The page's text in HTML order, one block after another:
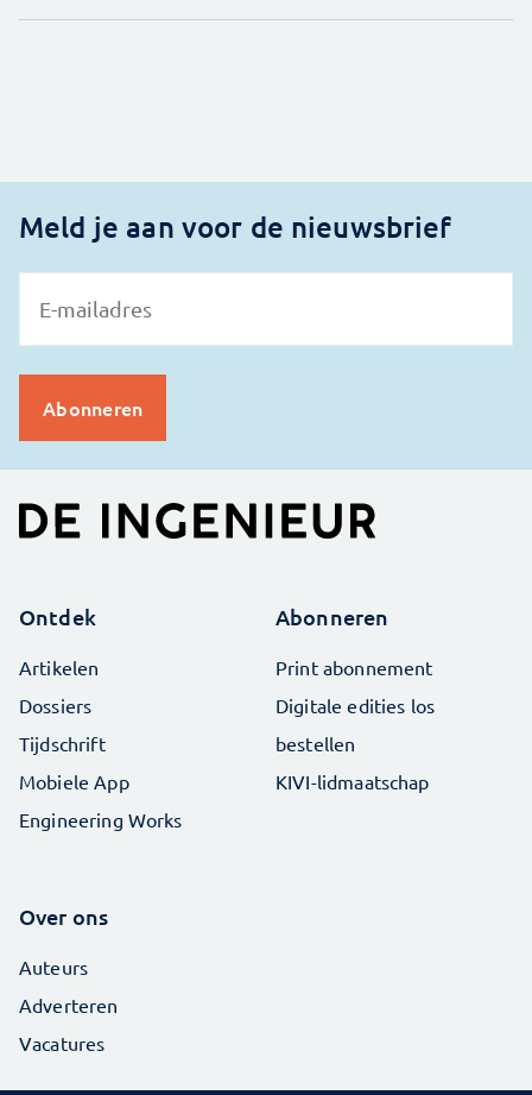
Meld je aan voor de nieuwsbrief
Ontdek
Artikelen
Dossiers
Tijdschrift
Mobiele App
Engineering Works
Abonneren
Print abonnement
Digitale edities los
bestellen
KIVI-lidmaatschap
Over ons
Auteurs
Adverteren
Vacatures